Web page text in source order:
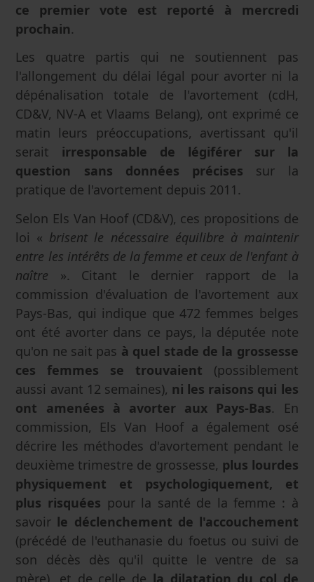
ce premier vote est reporté à mercredi
prochain.
Les quatre partis qui ne soutiennent pas
l'allongement du délai légal pour avorter ni la
dépénalisation totale de l'avortement (cdH,
CD&V, NV-A et Vlaams Belang), ont exprimé ce
matin leurs préoccupations, avertissant qu'il
serait irresponsable de légiférer sur la
question sans données précises sur la
pratique de l'avortement depuis 2011.
Selon Els Van Hoof (CD&V), ces propositions de
loi « brisent le nécessaire équilibre à maintenir
entre les intérêts de la femme et ceux de l'enfant à
naître ». Citant le dernier rapport de la
commission d'évaluation de l'avortement aux
Pays-Bas, qui indique que 472 femmes belges
ont été avorter dans ce pays, la députée note
qu'on ne sait pas à quel stade de la grossesse
ces femmes se trouvaient (possiblement
aussi avant 12 semaines), ni les raisons qui les
ont amenées à avorter aux Pays-Bas. En
commission, Els Van Hoof a également osé
décrire les méthodes d'avortement pendant le
deuxième trimestre de grossesse, plus lourdes
physiquement et psychologiquement, et
plus risquées pour la santé de la femme : à
savoir le déclenchement de l'accouchement
(précédé de l'euthanasie du foetus ou suivi de
son décès dès qu'il quitte le ventre de sa
mère), et de celle de la dilatation du col de